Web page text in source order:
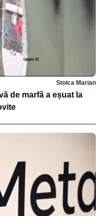
Stoica Marian
de marfă a eșuat la